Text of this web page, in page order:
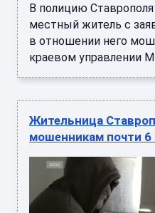
В полицию
местный житель с
в отношении него
краевом управлении
Жительница
мошенникам почти 6